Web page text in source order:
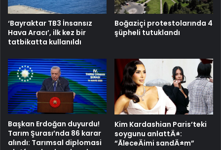
‘Bayraktar TB3 İnsansız
Hava Aracı’, ilk kez bir
tatbikatta kullanıldı
Boğaziçi protestolarında 4
şüpheli tutuklandı
Başkan Erdoğan duyurdu!
Tarım Şurası’nda 86 karar
alındı: Tarımsal diplomasi
Kim Kardashian Paris’teki
soygunu anlattÄ±:
“ÃleceÄimi sandÄ±m”